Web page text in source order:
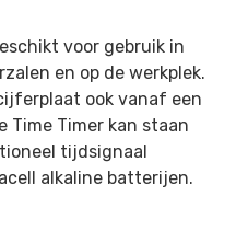
voor gebruik in
en op de werkplek.
ook vanaf een
Time Timer kan staan
tijdsignaal
alkaline batterijen.